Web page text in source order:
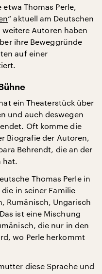
Thomas Perle,
“ aktuell am Deutschen
Autoren haben
ihre Beweggründe
auf einer
ein Theaterstück über
und auch deswegen
Oft komme die
Biografie der Autoren,
Behrendt, die an der
hat.
Thomas Perle in
in seiner Familie
Rumänisch, Ungarisch
ist eine Mischung
die nur in den
wo Perle herkommt
diese Sprache und